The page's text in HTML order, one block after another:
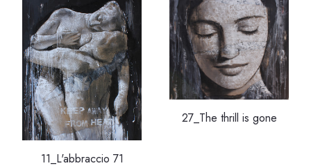
11_L'abbraccio 71
27_The thrill is gone